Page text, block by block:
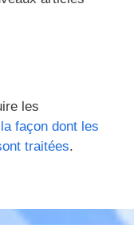
les
façon dont les
traitées.